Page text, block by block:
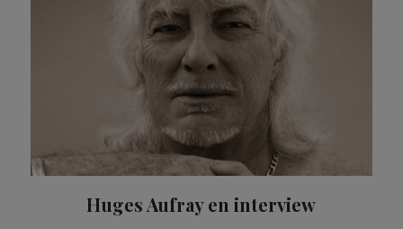
Huges Aufray en interview